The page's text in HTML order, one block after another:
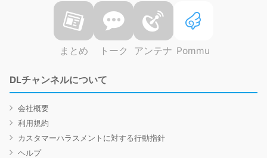
まとめ トーク アンテナ Pommu
DLチャンネルについて
会社概要
利用規約
カスタマーハラスメントに対する行動指針
ヘルプ